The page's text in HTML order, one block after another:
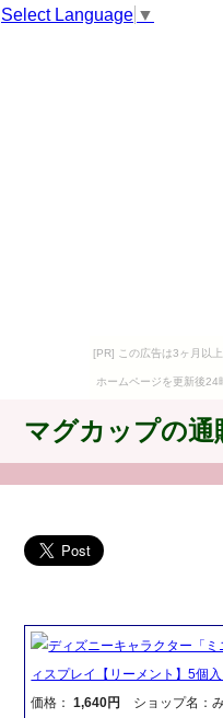
Select Language ▼
[PR] この広告は3ヶ月以
ホームページを更新後24
マグカップの
ディズニーキャラクター「
ィスプレイ【リーメント】5個
価格：1,640円 ショップ名：